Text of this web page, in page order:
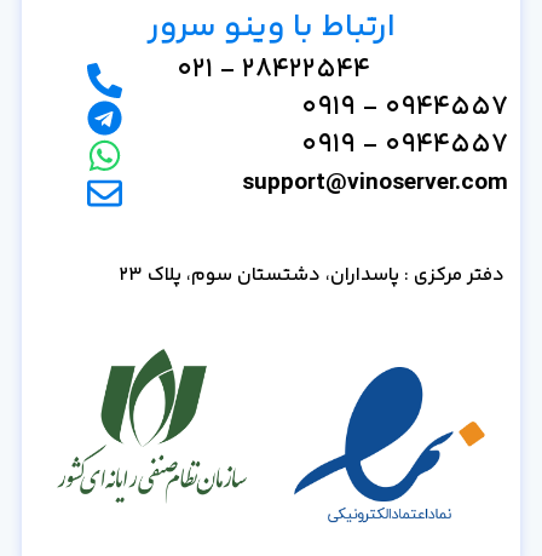
ارتباط با وینو سرور
28422544 - 021
0944557 - 0919
0944557 - 0919
support@vinoserver.com
دفتر مرکزی : پاسداران، دشتستان سوم، پلاک 23